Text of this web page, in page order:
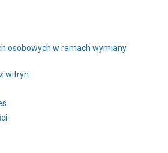
osobowych w ramach wymiany
witryn